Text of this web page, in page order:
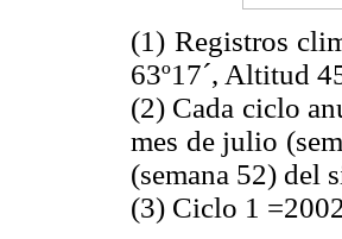
(1) Registros
63º17´, Altitud
(2) Cada ciclo
mes de julio
(semana 52) del
(3) Ciclo 1